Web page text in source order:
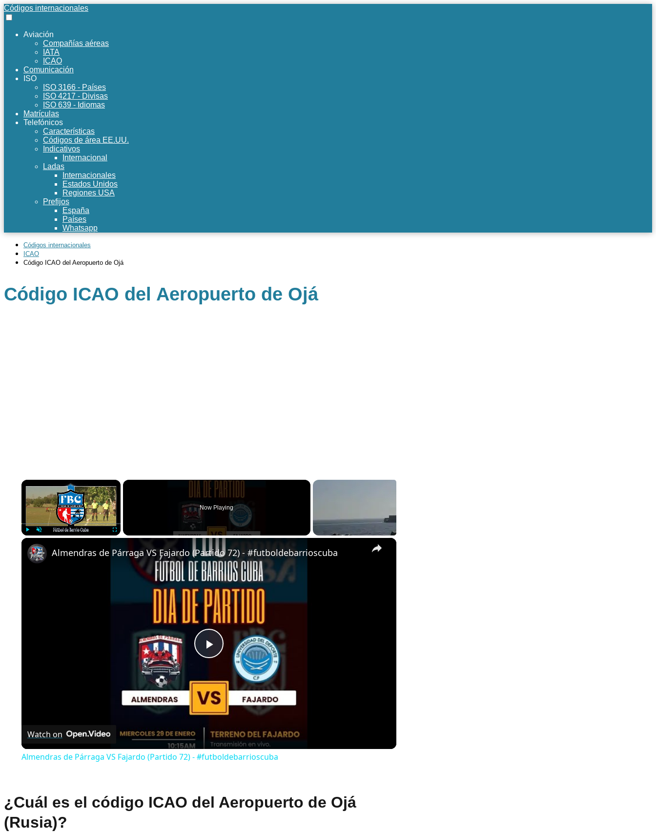
Códigos internacionales
Aviación
Compañías aéreas
IATA
ICAO
Comunicación
ISO
ISO 3166 - Países
ISO 4217 - Divisas
ISO 639 - Idiomas
Matrículas
Telefónicos
Características
Códigos de área EE.UU.
Indicativos
Internacional
Ladas
Internacionales
Estados Unidos
Regiones USA
Prefijos
España
Países
Whatsapp
Códigos internacionales
ICAO
Código ICAO del Aeropuerto de Ojá
Código ICAO del Aeropuerto de Ojá
×
Now Playing
×
Play
Video
Almendras de Párraga VS Fajardo (Partido 72) - #futboldebarrioscuba
Watch on
Almendras de Párraga VS Fajardo (Partido 72) - #futboldebarrioscuba
¿Cuál es el código ICAO del Aeropuerto de Ojá
(Rusia)?